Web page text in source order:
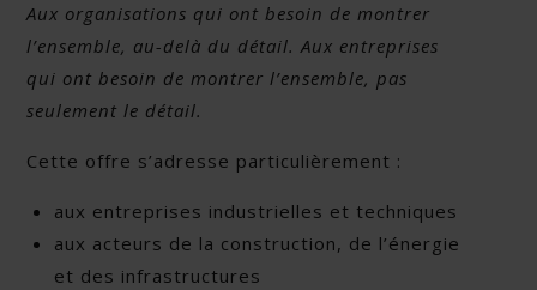
Aux organisations qui ont besoin de montrer
l’ensemble, au-delà du détail.Aux entreprises
qui ont besoin de montrer l’ensemble, pas
seulement le détail.
Cette offre s’adresse particulièrement :
aux entreprises industrielles et techniques
aux acteurs de la construction, de l’énergie
et des infrastructures